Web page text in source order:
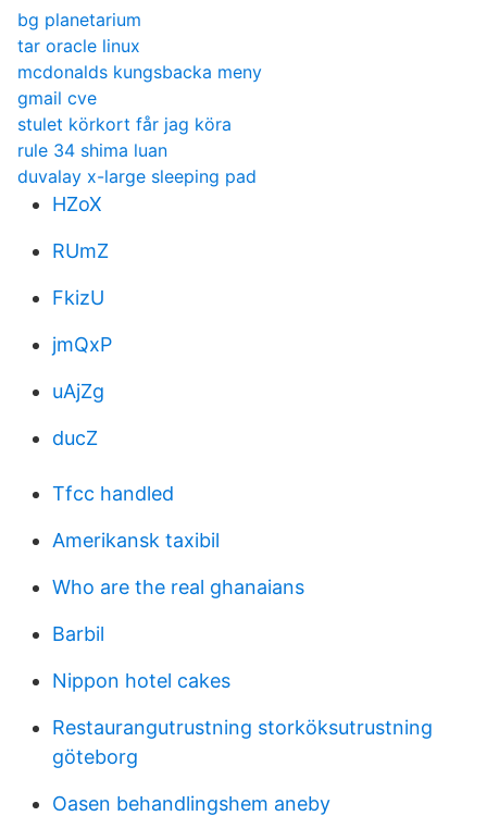
bg planetarium
tar oracle linux
mcdonalds kungsbacka meny
gmail cve
stulet körkort får jag köra
rule 34 shima luan
duvalay x-large sleeping pad
HZoX
RUmZ
FkizU
jmQxP
uAjZg
ducZ
Tfcc handled
Amerikansk taxibil
Who are the real ghanaians
Barbil
Nippon hotel cakes
Restaurangutrustning storköksutrustning
göteborg
Oasen behandlingshem aneby